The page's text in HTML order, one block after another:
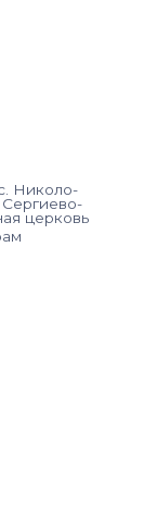
Николо-
церковь